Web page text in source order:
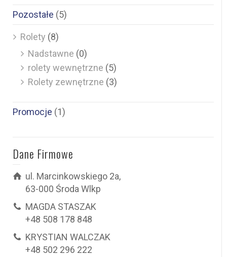
Pozostałe (5)
Rolety (8)
Nadstawne (0)
rolety wewnętrzne (5)
Rolety zewnętrzne (3)
Promocje (1)
Dane Firmowe
ul. Marcinkowskiego 2a,
63-000 Środa Wlkp
MAGDA STASZAK
+48 508 178 848
KRYSTIAN WALCZAK
+48 502 296 222